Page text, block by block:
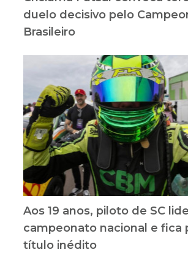
duelo decisivo pelo
Brasileiro
Aos 19 anos, piloto de SC
campeonato nacional e fica
título inédito